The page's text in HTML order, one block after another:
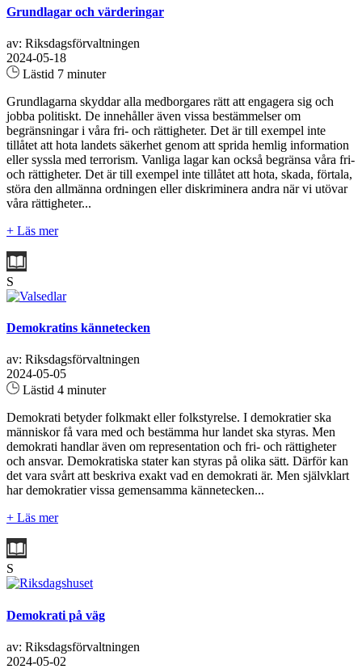
Grundlagar och värderingar
av: Riksdagsförvaltningen
2024-05-18
Lästid 7 minuter
Grundlagarna skyddar alla medborgares rätt att engagera sig och
jobba politiskt. De innehåller även vissa bestämmelser om
begränsningar i våra fri- och rättigheter. Det är till exempel inte
tillåtet att hota landets säkerhet genom att sprida hemlig information
eller syssla med terrorism. Vanliga lagar kan också begränsa våra fri-
och rättigheter. Det är till exempel inte tillåtet att hota, skada, förtala,
störa den allmänna ordningen eller diskriminera andra när vi utövar
våra rättigheter...
+ Läs mer
S
Demokratins kännetecken
av: Riksdagsförvaltningen
2024-05-05
Lästid 4 minuter
Demokrati betyder folkmakt eller folkstyrelse. I demokratier ska
människor få vara med och bestämma hur landet ska styras. Men
demokrati handlar även om representation och fri- och rättigheter
och ansvar. Demokratiska stater kan styras på olika sätt. Därför kan
det vara svårt att beskriva exakt vad en demokrati är. Men självklart
har demokratier vissa gemensamma kännetecken...
+ Läs mer
S
Demokrati på väg
av: Riksdagsförvaltningen
2024-05-02